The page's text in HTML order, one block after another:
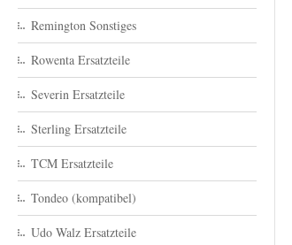
Remington Sonstiges
Rowenta Ersatzteile
Severin Ersatzteile
Sterling Ersatzteile
TCM Ersatzteile
Tondeo (kompatibel)
Udo Walz Ersatzteile